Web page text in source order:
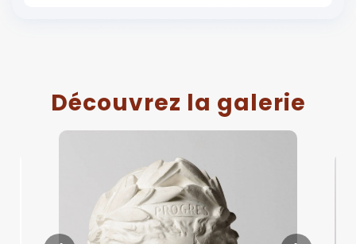
Découvrez la galerie